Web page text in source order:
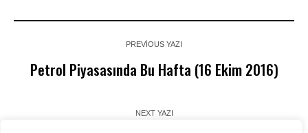
PREVIOUS YAZI
Petrol Piyasasında Bu Hafta (16 Ekim 2016)
NEXT YAZI